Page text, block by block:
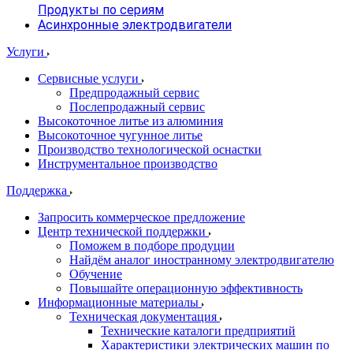
Продукты по сериям
Асинхронные электродвигатели
Услуги
Сервисные услуги
Предпродажный сервис
Послепродажный сервис
Высокоточное литье из алюминия
Высокоточное чугунное литье
Производство технологической оснастки
Инструментальное производство
Поддержка
Запросить коммерческое предложение
Центр технической поддержки
Поможем в подборе продуции
Найдём аналог иностранному электродвигателю
Обучение
Повышайте операционную эффективность
Информационные материалы
Техническая документация
Технические каталоги предприятий
Характеристики электрических машин по